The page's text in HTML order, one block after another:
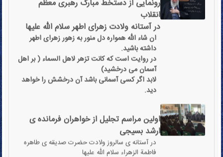
در آستانه ولادت زهرای اطهر سلام الله علیها
ان شاء الله همواره دل منور به زهور زهرای اطهر
داشته باشید.
در روایت است که کانت تزهر لاهل السماء ( بر اهل
آسمان می درخشید)
لابد اگر کسی آسمانی باشد آن درخشش را خواهد
دید.
ارشد بسیجی
در آستانه ی سالروز ولادت حضرت صدیقه ی طاهره
فاطمة الزهراء سلام الله علیها
آغاز طرح فاتحات